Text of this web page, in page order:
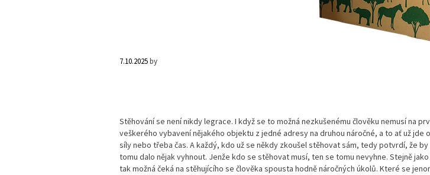
7.10.2025by
Stěhování se není nikdy legrace. I když se to možná nezkušenému člověku nemusí na
veškerého vybavení nějakého objektu z jedné adresy na druhou náročné, a to ať už jde
síly nebo třeba čas. A každý, kdo už se někdy zkoušel stěhovat sám, tedy potvrdí, že
tomu dalo nějak vyhnout. Jenže kdo se stěhovat musí, ten se tomu nevyhne. Stejně
tak možná čeká na stěhujícího se člověka spousta hodně náročných úkolů. Které se